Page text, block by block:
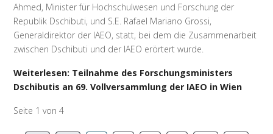
Ahmed, Minister für Hochschulwesen und Forschung der
Republik Dschibuti, und S.E. Rafael Mariano Grossi,
Generaldirektor der IAEO, statt, bei dem die Zusammenarbeit
zwischen Dschibuti und der IAEO erörtert wurde.
Weiterlesen: Teilnahme des Forschungsministers
Dschibutis an 69. Vollversammlung der IAEO in Wien
Seite 1 von 4